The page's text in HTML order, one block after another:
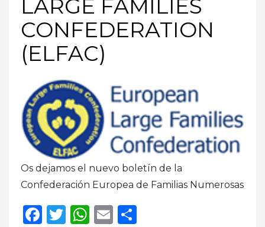
LARGE FAMILIES
CONFEDERATION
(ELFAC)
Os dejamos el nuevo boletín de la
Confederación Europea de Familias Numerosas
Facebook
Twitter
WhatsApp
Email